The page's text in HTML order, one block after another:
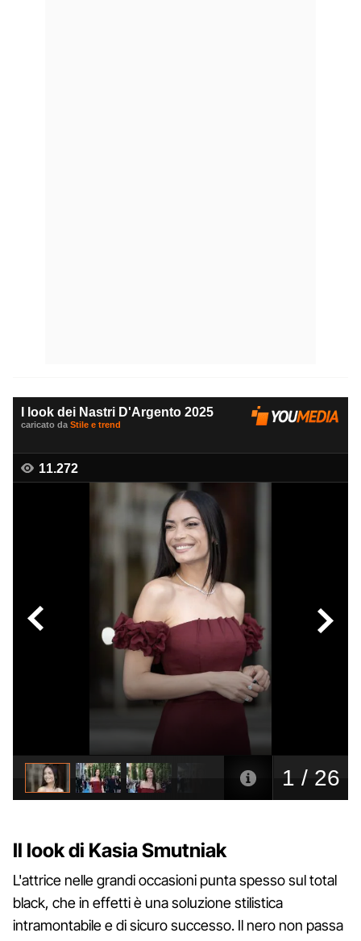
Il look di Kasia Smutniak
L'attrice nelle grandi occasioni punta spesso sul total
black, che in effetti è una soluzione stilistica
intramontabile e di sicuro successo. Il nero non passa